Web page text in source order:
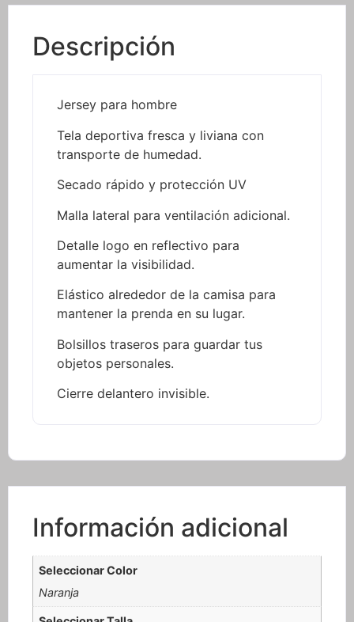
Descripción
Jersey para hombre
Tela deportiva fresca y liviana con
transporte de humedad.
Secado rápido y protección UV
Malla lateral para ventilación adicional.
Detalle logo en reflectivo para
aumentar la visibilidad.
Elástico alrededor de la camisa para
mantener la prenda en su lugar.
Bolsillos traseros para guardar tus
objetos personales.
Cierre delantero invisible.
Información adicional
Seleccionar Color
Naranja